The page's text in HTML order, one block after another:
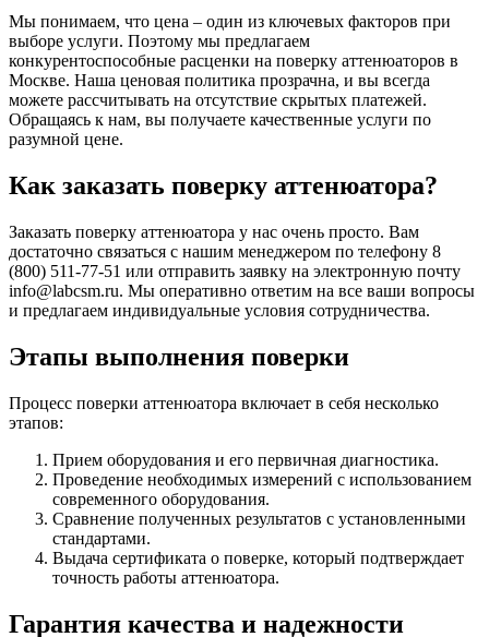
Мы понимаем, что цена – один из ключевых факторов при
выборе услуги. Поэтому мы предлагаем
конкурентоспособные расценки на поверку аттенюаторов в
Москве. Наша ценовая политика прозрачна, и вы всегда
можете рассчитывать на отсутствие скрытых платежей.
Обращаясь к нам, вы получаете качественные услуги по
разумной цене.
Как заказать поверку аттенюатора?
Заказать поверку аттенюатора у нас очень просто. Вам
достаточно связаться с нашим менеджером по телефону 8
(800) 511-77-51 или отправить заявку на электронную почту
info@labcsm.ru. Мы оперативно ответим на все ваши вопросы
и предлагаем индивидуальные условия сотрудничества.
Этапы выполнения поверки
Процесс поверки аттенюатора включает в себя несколько
этапов:
Прием оборудования и его первичная диагностика.
Проведение необходимых измерений с использованием
современного оборудования.
Сравнение полученных результатов с установленными
стандартами.
Выдача сертификата о поверке, который подтверждает
точность работы аттенюатора.
Гарантия качества и надежности